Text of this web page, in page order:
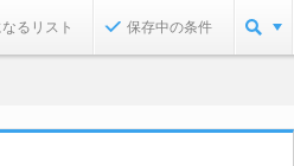
るリスト 保存中の条件